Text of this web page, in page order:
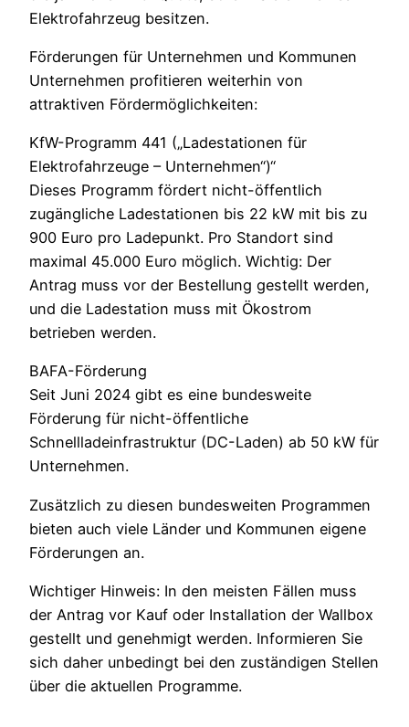
Elektrofahrzeug besitzen.
Förderungen für Unternehmen und Kommunen
Unternehmen profitieren weiterhin von
attraktiven Fördermöglichkeiten:
KfW-Programm 441 („Ladestationen für
Elektrofahrzeuge – Unternehmen“)“
Dieses Programm fördert nicht-öffentlich
zugängliche Ladestationen bis 22 kW mit bis zu
900 Euro pro Ladepunkt. Pro Standort sind
maximal 45.000 Euro möglich. Wichtig: Der
Antrag muss vor der Bestellung gestellt werden,
und die Ladestation muss mit Ökostrom
betrieben werden.
BAFA-Förderung
Seit Juni 2024 gibt es eine bundesweite
Förderung für nicht-öffentliche
Schnellladeinfrastruktur (DC-Laden) ab 50 kW für
Unternehmen.
Zusätzlich zu diesen bundesweiten Programmen
bieten auch viele Länder und Kommunen eigene
Förderungen an.
Wichtiger Hinweis: In den meisten Fällen muss
der Antrag vor Kauf oder Installation der Wallbox
gestellt und genehmigt werden. Informieren Sie
sich daher unbedingt bei den zuständigen Stellen
über die aktuellen Programme.